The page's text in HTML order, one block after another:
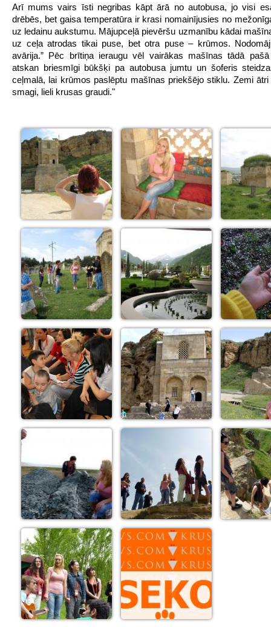
Arī mums vairs īsti negribas kāpt ārā no autobusa, jo visi
drēbēs, bet gaisa temperatūra ir krasi nomainījusies no
uz ledainu aukstumu. Mājupceļā pievēršu uzmanību kādai
uz ceļa atrodas tikai puse, bet otra puse – krūmos.
avārija.” Pēc brītiņa ieraugu vēl vairākas mašīnas tādā pašā
atskan briesmīgi būkšķi pa autobusa jumtu un šoferis
ceļmalā, lai krūmos paslēptu mašīnas priekšējo stiklu. Zemi
smagi, lieli krusas graudi."